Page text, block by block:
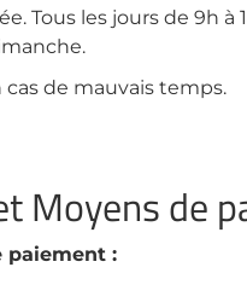
Tous les jours de 9h à
cas de mauvais temps.
Moyens de
paiement :